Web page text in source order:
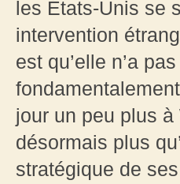
les États-Unis se
intervention
est qu’elle n’a
jour un peu plus à
désormais plus
stratégique de